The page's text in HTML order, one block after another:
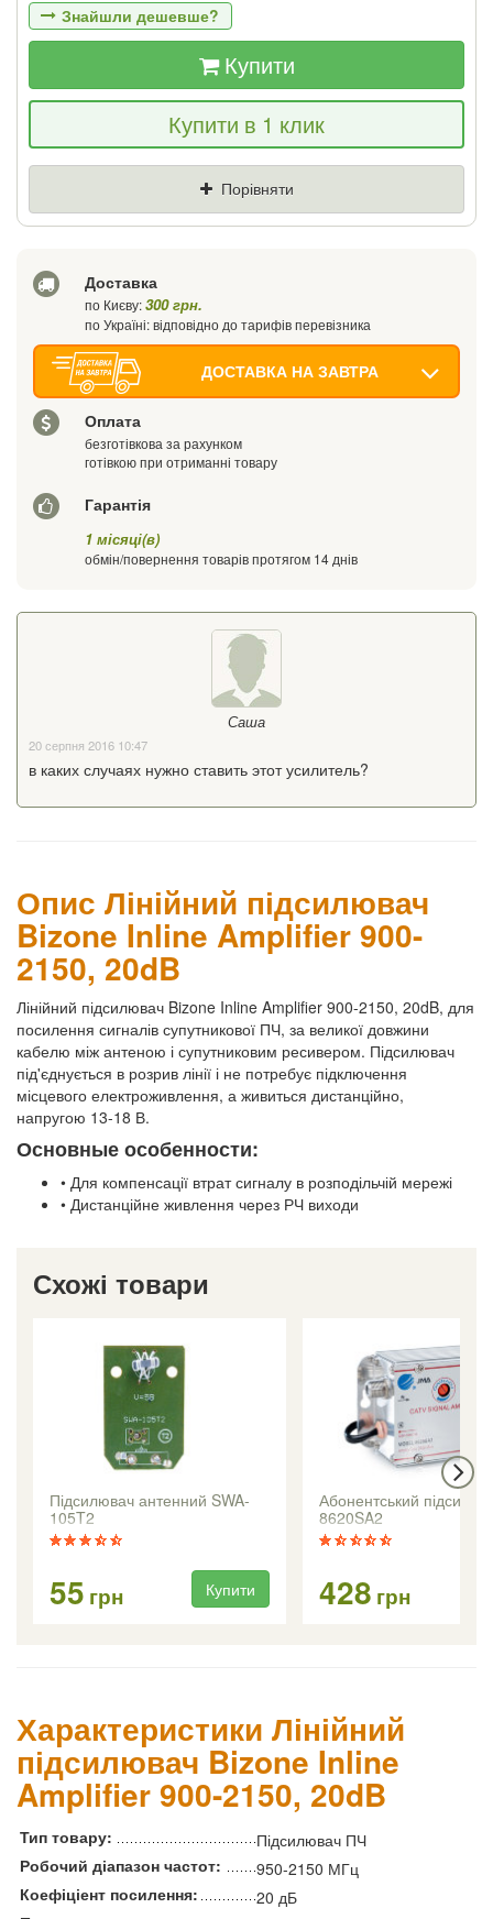
Знайшли дешевше?
Якщо Ви знайдете товар дешевше - ми
знизимо ціну і подаруємо % від різниці
Купити
Купити в 1 клик
Порівняти
Доставка
по Києву:300 грн.
по Україні: відповідно до тарифів перевізника
ДОСТАВКА НА ЗАВТРА
Оплата
безготівкова за рахунком
готівкою при отриманні товару
Гарантія
1 місяці(в)
обмін/повернення товарів протягом 14 днів
Саша
20 серпня 2016 10:47
в каких случаях нужно ставить этот усилитель?
Опис Лінійний підсилювач
Bizone Inline Amplifier 900-
2150, 20dB
Лінійний підсилювач Bizone Inline Amplifier 900-2150, 20dB, для
посилення сигналів супутникової ПЧ, за великої довжини
кабелю між антеною і супутниковим ресивером. Підсилювач
під'єднується в розрив лінії і не потребує підключення
місцевого електроживлення, а живиться дистанційно,
напругою 13-18 В.
Основные особенности:
• Для компенсації втрат сигналу в розподільчій мережі
• Дистанційне живлення через РЧ виходи
Схожі товари
Підсилювач антенний SWA-
105T2
55 грн Купити
Абонентський
8620SA2
428 грн
Характеристики Лінійний
підсилювач Bizone Inline
Amplifier 900-2150, 20dB
Тип товару:
Підсилювач ПЧ
Робочий діапазон частот:
950-2150 МГц
Коефіціент посилення:
20 дБ